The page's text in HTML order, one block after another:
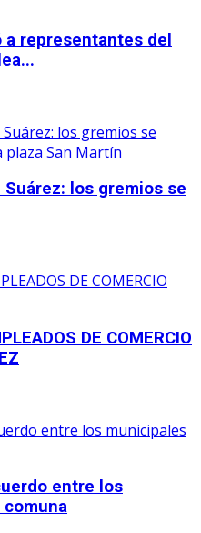
representantes del
Suárez: los gremios se
DE COMERCIO
entre los